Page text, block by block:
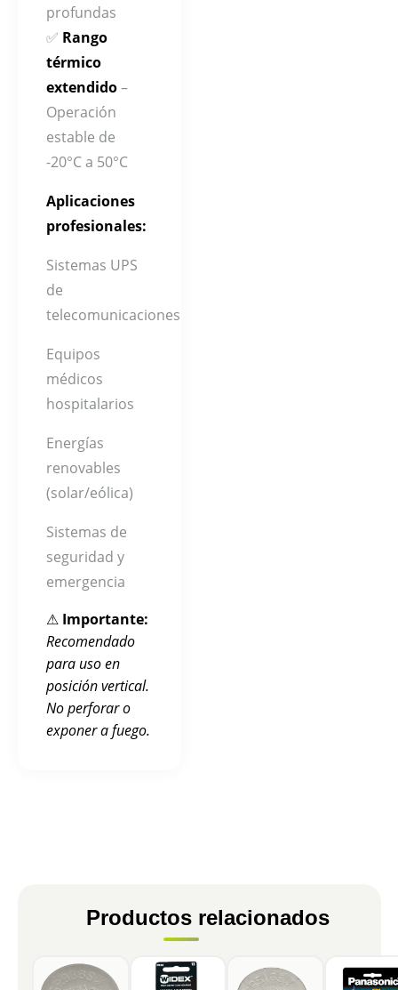
profundas
✅ Rango
térmico
extendido–
Operación
estable de
-20°C a 50°C
Aplicaciones
profesionales:
Sistemas UPS
de
telecomunicaciones
Equipos
médicos
hospitalarios
Energías
renovables
(solar/eólica)
Sistemas de
seguridad y
emergencia
⚠ Importante:
Recomendado
para uso en
posición vertical.
No perforar o
exponer a fuego.
Productos relacionados